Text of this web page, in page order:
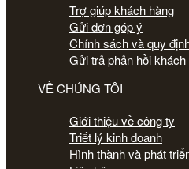
Trợ giúp khách hàng
Gửi đơn góp ý
Chính sách và quy
Gửi trả phản hồi khách
VỀ CHÚNG TÔI
Giới thiệu về công ty
Triết lý kinh doanh
Hình thành và phát